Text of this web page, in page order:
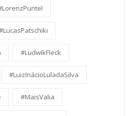
#LudwikFleck
#LuizInácioLuladaSilva
#MaisValia